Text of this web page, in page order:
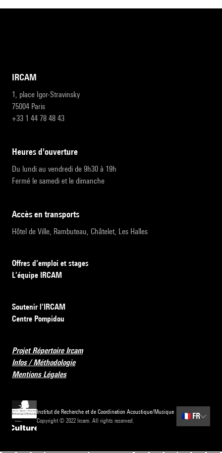
IRCAM
1, place Igor-Stravinsky
75004 Paris
+33 1 44 78 48 43
heures d'ouverture
Du lundi au vendredi de 9h30 à 19h
Fermé le samedi et le dimanche
accès en transports
Hôtel de Ville, Rambuteau, Châtelet, Les Halles
Offres d’emploi et stages
L’équipe IRCAM
Soutenir l’IRCAM
Centre Pompidou
Projet Répertoire Ircam
Infos / Méthodologie
Mentions Légales
Institut de Recherche et de Coordination Acoustique/Musique
Copyright © 2022 Ircam. All rights reserved.
🇫🇷 FR